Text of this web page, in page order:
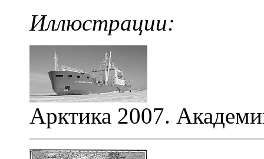
Иллюстрации:
Арктика 2007.